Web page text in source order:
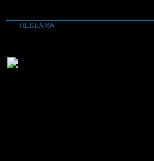
REKLAMA